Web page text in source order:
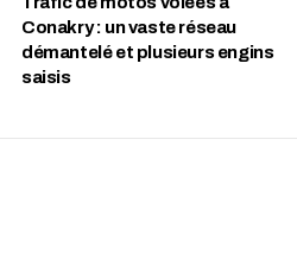
Conakry : un vaste réseau
démantelé et plusieurs engins
saisis